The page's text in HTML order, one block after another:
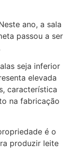
ano, a sala
passou a ser
seja inferior
elevada
característica
na fabricação
é o
produzir leite